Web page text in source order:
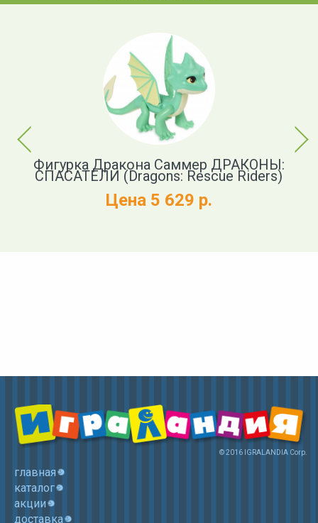
Previous
Фигурка Дракона Саммер ДРАКОНЫ:
СПАСАТЕЛИ (Dragons: Rescue Riders)
Цена 5 629 р.
Next
© 2016 IGRALANDIA Corp.
главная
каталог
акции
доставка